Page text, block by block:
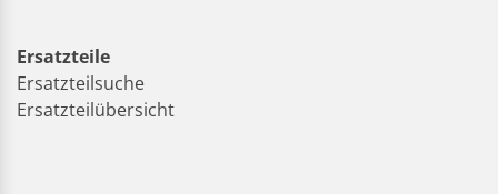
Ersatzteile
Ersatzteilsuche
Ersatzteilübersicht